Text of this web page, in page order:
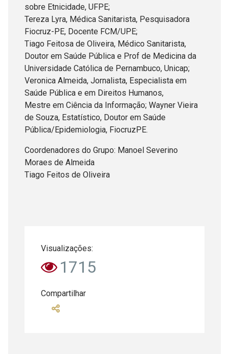
sobre Etnicidade, UFPE;
Tereza Lyra, Médica Sanitarista, Pesquisadora
Fiocruz-PE, Docente FCM/UPE;
Tiago Feitosa de Oliveira, Médico Sanitarista,
Doutor em Saúde Pública e Prof de Medicina da
Universidade Católica de Pernambuco, Unicap;
Veronica Almeida, Jornalista, Especialista em
Saúde Pública e em Direitos Humanos,
Mestre em Ciência da Informação; Wayner Vieira
de Souza, Estatístico, Doutor em Saúde
Pública/Epidemiologia, FiocruzPE.
Coordenadores do Grupo: Manoel Severino
Moraes de Almeida
Tiago Feitos de Oliveira
Visualizações:
1715
Compartilhar